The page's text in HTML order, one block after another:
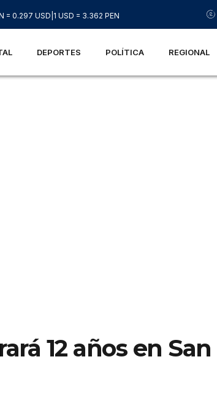
= 0.297 USD 1 USD = 3.362 PEN
DEPORTES POLÍTICA REGIONAL
12 años en San